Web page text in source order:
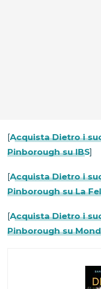
[Acquista Dietro i
Pinborough su IBS]
[Acquista Dietro i
Pinborough su La
[Acquista Dietro i
Pinborough su